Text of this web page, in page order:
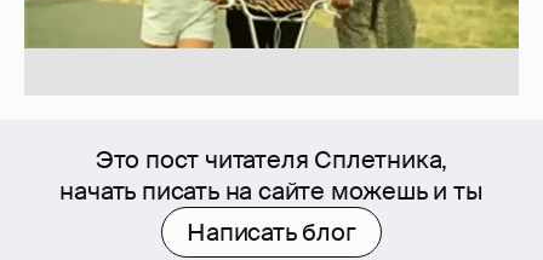
Это пост читателя Сплетника,
начать писать на сайте можешь и ты
Написать блог